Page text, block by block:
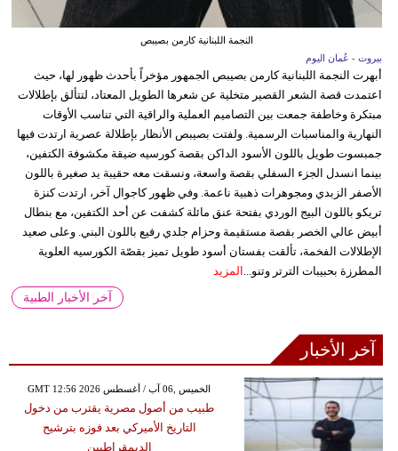
النجمة اللبنانية كارمن بصيبص
بيروت - عُمان اليوم
أبهرت النجمة اللبنانية كارمن بصيبص الجمهور مؤخراً بأحدث ظهور لها، حيث
اعتمدت قصة الشعر القصير متخلية عن شعرها الطويل المعتاد، لتتألق بإطلالات
مبتكرة وخاطفة جمعت بين التصاميم العملية والراقية التي تناسب الأوقات
النهارية والمناسبات الرسمية. ولفتت بصيبص الأنظار بإطلالة عصرية ارتدت فيها
جمبسوت طويل باللون الأسود الداكن بقصة كورسيه ضيقة مكشوفة الكتفين،
بينما انسدل الجزء السفلي بقصة واسعة، ونسقت معه حقيبة يد صغيرة باللون
الأصفر الزبدي ومجوهرات ذهبية ناعمة. وفي ظهور كاجوال آخر، ارتدت كنزة
تريكو باللون البيج الوردي بفتحة عنق مائلة كشفت عن أحد الكتفين، مع بنطال
أبيض عالي الخصر بقصة مستقيمة وحزام جلدي رفيع باللون البني. وعلى صعيد
الإطلالات الفخمة، تألقت بفستان أسود طويل تميز بقصّة الكورسيه العلوية
المطرزة بحبيبات الترتر وتنو... المزيد
آخر الأخبار الطبية
آخر الأخبار
GMT 12:56 2026 الخميس ,06 آب / أغسطس
طبيب من أصول مصرية يقترب من دخول
التاريخ الأميركي بعد فوزه بترشيح
الديمقراطيين